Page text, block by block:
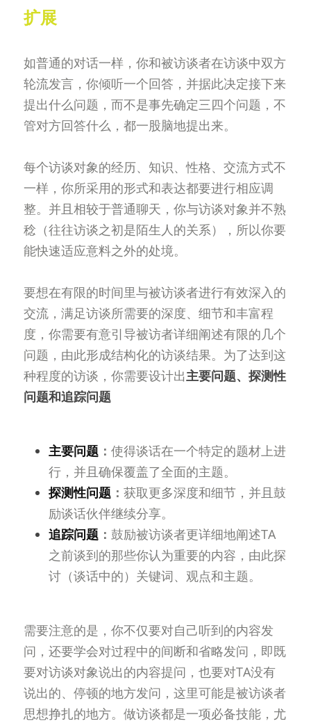
扩展
如普通的对话一样，你和被访谈者在访谈中双方
轮流发言，你倾听一个回答，并据此决定接下来
提出什么问题，而不是事先确定三四个问题，不
管对方回答什么，都一股脑地提出来。
每个访谈对象的经历、知识、性格、交流方式不
一样，你所采用的形式和表达都要进行相应调
整。并且相较于普通聊天，你与访谈对象并不熟
稔（往往访谈之初是陌生人的关系），所以你要
能快速适应意料之外的处境。
要想在有限的时间里与被访谈者进行有效深入的
交流，满足访谈所需要的深度、细节和丰富程
度，你需要有意引导被访者详细阐述有限的几个
问题，由此形成结构化的访谈结果。为了达到这
种程度的访谈，你需要设计出主要问题、探测性
问题和追踪问题
主要问题 ： 使得谈话在一个特定的题材上进
行，并且确保覆盖了全面的主题。
探测性问题 ： 获取更多深度和细节，并且鼓
励谈话伙伴继续分享。
追踪问题 ： 鼓励被访谈者更详细地阐述TA
之前谈到的那些你认为重要的内容，由此探
讨（谈话中的）关键词、观点和主题。
需要注意的是，你不仅要对自己听到的内容发
问，还要学会对过程中的间断和省略发问，即既
要对访谈对象说出的内容提问，也要对TA没有
说出的、停顿的地方发问，这里可能是被访谈者
思想挣扎的地方。做访谈都是一项必备技能，尤